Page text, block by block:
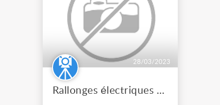
28/03/2023
Rallonges électriques 3G25 souple